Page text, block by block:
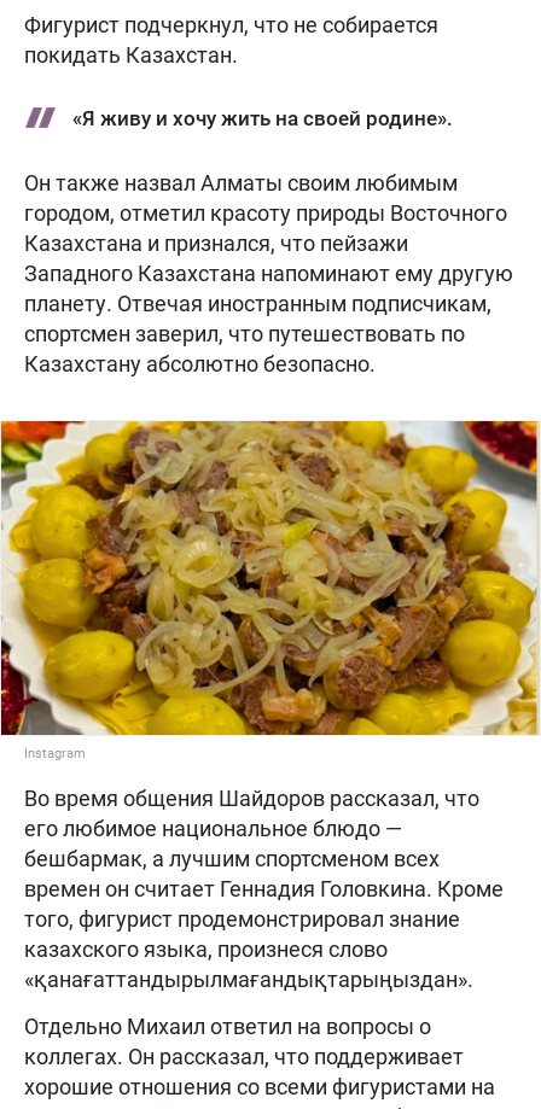
Фигурист подчеркнул, что не собирается
покидать Казахстан.
«Я живу и хочу жить на своей родине».
Он также назвал Алматы своим любимым
городом, отметил красоту природы Восточного
Казахстана и признался, что пейзажи
Западного Казахстана напоминают ему другую
планету. Отвечая иностранным подписчикам,
спортсмен заверил, что путешествовать по
Казахстану абсолютно безопасно.
Instagram
Во время общения Шайдоров рассказал, что
его любимое национальное блюдо —
бешбармак, а лучшим спортсменом всех
времен он считает Геннадия Головкина. Кроме
того, фигурист продемонстрировал знание
казахского языка, произнеся слово
«қанағаттандырылмағандықтарыңыздан».
Отдельно Михаил ответил на вопросы о
коллегах. Он рассказал, что поддерживает
хорошие отношения со всеми фигуристами на